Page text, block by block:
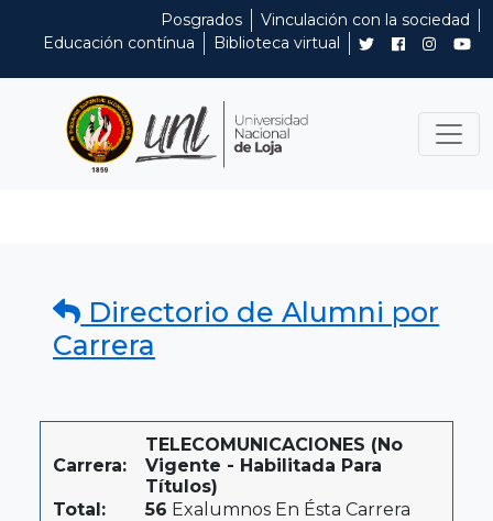
Posgrados
Vinculación con la sociedad
Educación contínua
Biblioteca virtual
Directorio de Alumni por
Carrera
Carrera:
TELECOMUNICACIONES (No
Vigente - Habilitada Para
Títulos)
Total:
56 Exalumnos En Ésta Carrera